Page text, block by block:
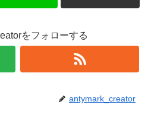
をフォローする
antymark_creator